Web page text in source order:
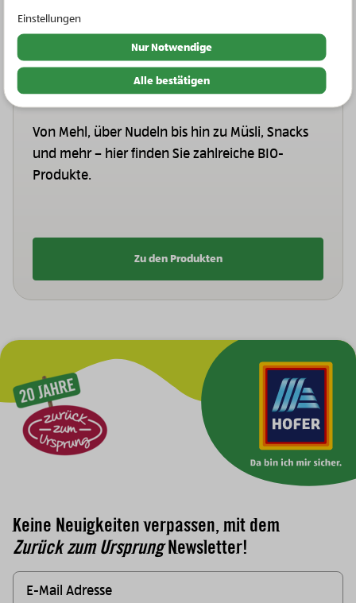
Alles für die BIO-
Vorratskammer
Von Mehl, über Nudeln bis hin zu Müsli, Snacks
und mehr – hier finden Sie zahlreiche BIO-
Produkte.
Zu den Produkten
Zur Hauptnavigation
Keine Neuigkeiten verpassen, mit dem
Zurück zum UrsprungNewsletter!
Einstellungen
Nur Notwendige
Alle bestätigen